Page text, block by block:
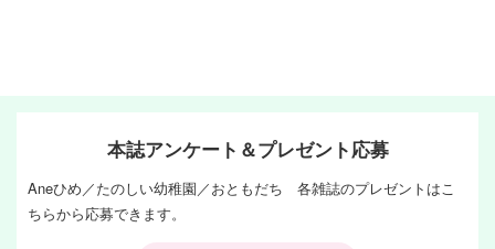
本誌アンケート＆プレゼント応募
Aneひめ／たのしい幼稚園／おともだち 各雑誌のプレゼントはこ
ちらから応募できます。